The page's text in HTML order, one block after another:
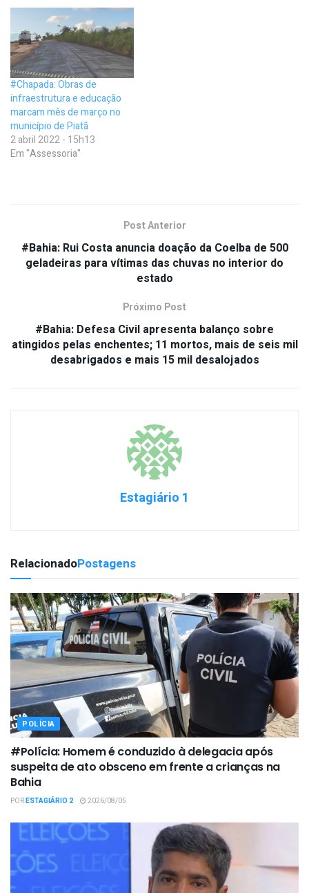
#Chapada: Obras de
infraestrutura e educação
marcam mês de março no
município de Piatã
2 abril 2022 - 15h13
Em "Assessoria"
Post Anterior
#Bahia: Rui Costa anuncia doação da Coelba de 500
geladeiras para vítimas das chuvas no interior do
estado
Próximo Post
#Bahia: Defesa Civil apresenta balanço sobre
atingidos pelas enchentes; 11 mortos, mais de seis mil
desabrigados e mais 15 mil desalojados
Estagiário 1
RelacionadoPostagens
POLÍCIA
#Polícia: Homem é conduzido à delegacia após
suspeita de ato obsceno em frente a crianças na
Bahia
PORESTAGIÁRIO 2 2026/08/05